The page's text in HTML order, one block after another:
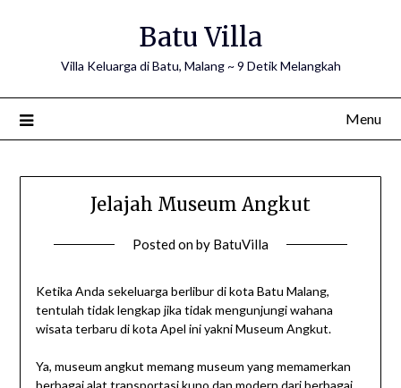
Batu Villa
Villa Keluarga di Batu, Malang ~ 9 Detik Melangkah
Menu
Jelajah Museum Angkut
Posted onby BatuVilla
Ketika Anda sekeluarga berlibur di kota Batu Malang,
tentulah tidak lengkap jika tidak mengunjungi wahana
wisata terbaru di kota Apel ini yakni Museum Angkut.
Ya, museum angkut memang museum yang memamerkan